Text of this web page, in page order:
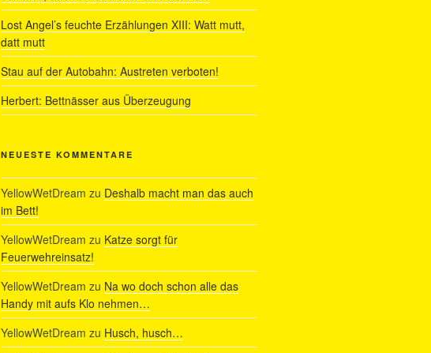
Lost Angel’s feuchte Erzählungen XIII: Watt mutt,
datt mutt
Stau auf der Autobahn: Austreten verboten!
Herbert: Bettnässer aus Überzeugung
NEUESTE KOMMENTARE
YellowWetDream zu Deshalb macht man das auch
im Bett!
YellowWetDream zu Katze sorgt für
Feuerwehreinsatz!
YellowWetDream zu Na wo doch schon alle das
Handy mit aufs Klo nehmen…
YellowWetDream zu Husch, husch…